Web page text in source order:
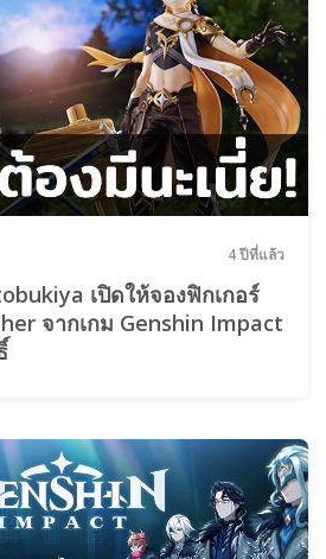
4 ปีที่แล้ว
เปิดให้จองฟิกเกอร์
จากเกม Genshin Impact